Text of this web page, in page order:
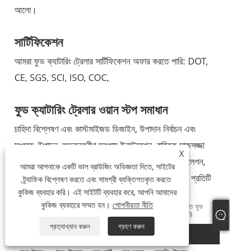
আলো।
সার্টিফিকেশন
আমরা ফুড ক্যাটারিং ট্রেলার সার্টিফিকেশন অফার করতে পারি: DOT,
CE, SGS, SCI, ISO, COC,
ফুড ক্যাটারিং ট্রেলার ওয়ান স্টপ সমাধান
চাহিদা বিশ্লেষণ এবং কাস্টমাইজড ডিজাইন, উপাদান নির্বাচন এবং
সংগ্রহ, উত্পাদন, অভ্যন্তরীণ সরঞ্জাম ইনস্টলেশন, বাহ্যিক সাজসজ্জা
এবং সাইনেজ, পরীক্ষা এবং গুণমান নিয়ন্ত্রণ, বিতরণ এবং ইনস্টলেশন,
বিক্রয়োত্তর পরিষেবা এবং রক্ষণাবেক্ষণ থেকে শুরু করে, আমরা প্রতিটি
পদক্ষেপে আপনার সাথে আছি।
হট ট্যাগ: মোবাইল ক্যাটারিং ট্রেলার স্ট্রিট ফুড হট ডগ কার্ট সম্পূর্ণভাবে সজ্জিত ফুড
ট্রেলার ফুড ট্রাক, প্রস্তুতকারক, সরবরাহকারী, চীন, সস্তা, কারখানা, পাইকারি
সম্পর্কিত বিভাগ
X
আমরা আপনাকে একটি ভাল ব্রাউজিং অভিজ্ঞতা দিতে, সাইটের
ট্র্যাফিক বিশ্লেষণ করতে এবং সামগ্রী ব্যক্তিগতকৃত করতে
কুকিজ ব্যবহার করি। এই সাইটটি ব্যবহার করে, আপনি আমাদের
কুকিজ ব্যবহারে সম্মত হন।গোপনীয়তা নীতি
প্রত্যাখ্যান করুন গ্রহণ করুন